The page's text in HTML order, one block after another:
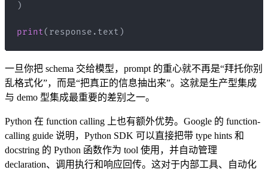
)
print( response . text )
一旦你把 schema 交给模型，prompt 的重心就不再是“拜托你别
乱格式化”，而是“把真正的信息抽出来”。这就是生产型集成
与 demo 型集成最重要的差别之一。
Python 在 function calling 上也有额外优势。Google 的 function-
calling guide 说明，Python SDK 可以直接把带 type hints 和
docstring 的 Python 函数作为 tool 使用，并自动管理
declaration、调用执行和响应回传。这对于内部工具、自动化